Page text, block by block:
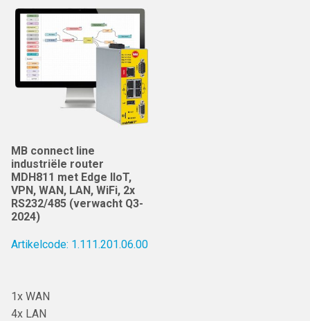
MB connect line
industriële router
MDH811 met Edge IIoT,
VPN, WAN, LAN, WiFi, 2x
RS232/485 (verwacht Q3-
2024)
Artikelcode: 1.111.201.06.00
1x WAN
4x LAN